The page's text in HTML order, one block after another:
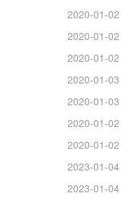
2020-01-02
2020-01-02
2020-01-02
2020-01-03
2020-01-03
2020-01-02
2020-01-02
2023-01-04
2023-01-04